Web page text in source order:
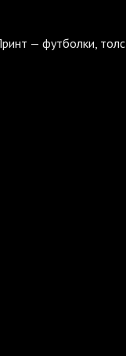
— футболки,